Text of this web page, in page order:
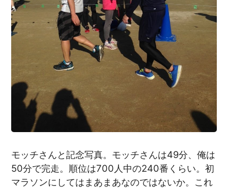
モッチさんと記念写真。モッチさんは49分、俺は
50分で完走。順位は700人中の240番くらい。初
マラソンにしてはまあまあなのではないか。これ